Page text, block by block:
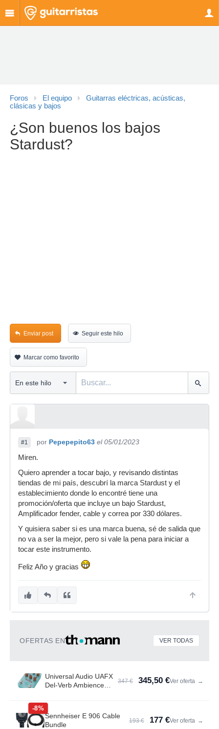
Foros El equipo
Guitarras eléctricas, acústicas,
clásicas y bajos
¿Son buenos los bajos
Stardust?
Enviar post Seguir este hilo
Marcar como favorito
#1 por Pepepepito63 el 05/01/2023
Miren.
Quiero aprender a tocar bajo, y revisando distintas
tiendas de mi país, descubrí la marca Stardust y el
establecimiento donde lo encontré tiene una
promoción/oferta que incluye un bajo Stardust,
Amplificador fender, cable y correa por 330 dólares.
Y quisiera saber si es una marca buena, sé de salida que
no va a ser la mejor, pero si vale la pena para iniciar a
tocar este instrumento.
Feliz Año y gracias
OFERTAS EN VER TODAS
Universal Audio UAFX
Del-Verb Ambience
347 € 345,50 €Ver oferta →
-8%
Sennheiser E 906 Cable
Bundle
193 € 177 €Ver oferta →